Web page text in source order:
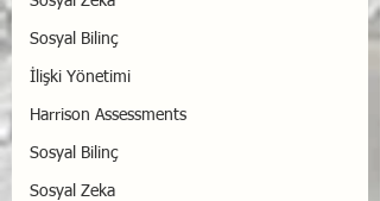
Sosyal Bilinç
İlişki Yönetimi
Harrison Assessments
Sosyal Bilinç
Sosyal Zeka